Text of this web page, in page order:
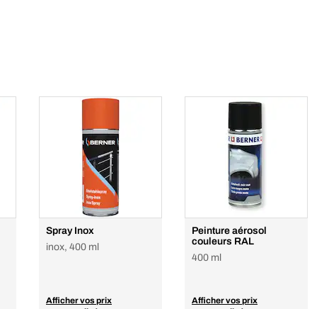
Spray Inox
inox, 400 ml
Afficher vos prix
Peinture aérosol
couleurs RAL
400 ml
Afficher vos prix